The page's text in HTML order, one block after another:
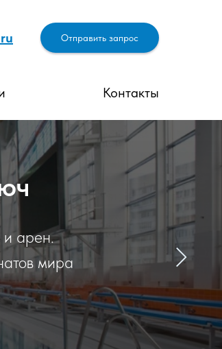
Отправить запрос
Контакты
и арен.
мира